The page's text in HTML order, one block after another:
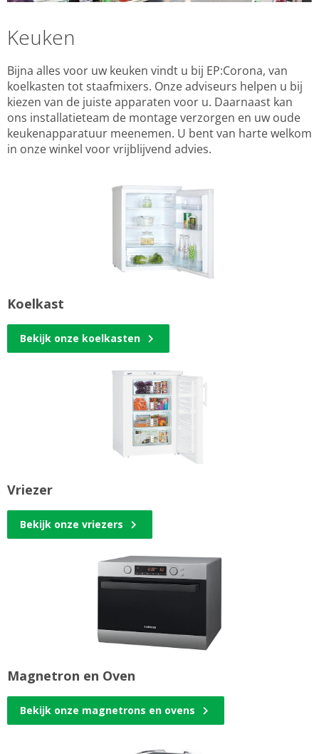
Keuken
Bijna alles voor uw keuken vindt u bij EP:Corona, van
koelkasten tot staafmixers. Onze adviseurs helpen u bij
kiezen van de juiste apparaten voor u. Daarnaast kan
ons installatieteam de montage verzorgen en uw oude
keukenapparatuur meenemen. U bent van harte welkom
in onze winkel voor vrijblijvend advies.
Koelkast
Bekijk onze koelkasten
Vriezer
Bekijk onze vriezers
Magnetron en Oven
Bekijk onze magnetrons en ovens